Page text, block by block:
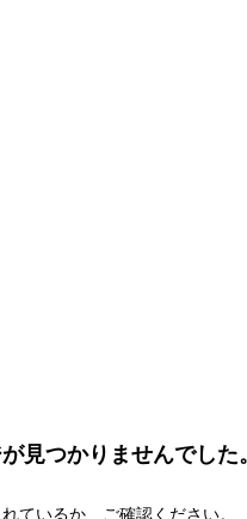
見つかりませんでした。
ているか、ご確認ください。